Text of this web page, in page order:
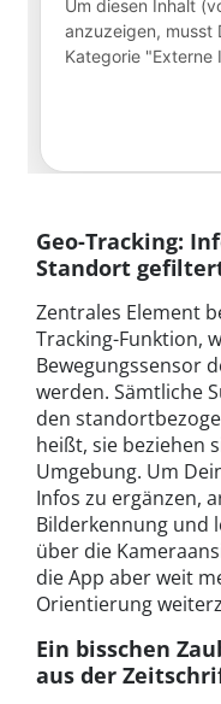
Geo-Tracking:
Standort
Zentrales Element
Tracking-Funktion,
Bewegungssensor
werden. Sämtliche
den
heißt, sie beziehen
Umgebung. Um
Infos zu ergänzen,
Bilderkennung und
über die
die App aber weit
Orientierung
Ein bisschen
aus der